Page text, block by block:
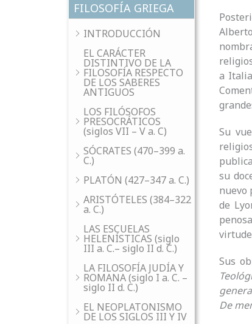
FILOSOFÍA GRIEGA
INTRODUCCIÓN
EL CARÁCTER
DISTINTIVO DE LA
FILOSOFÍA RESPECTO
DE LOS SABERES
ANTIGUOS
LOS FILÓSOFOS
PRESOCRÁTICOS
(siglos VII – V a. C)
SÓCRATES (470–399 a.
C.)
PLATÓN (427–347 a. C.)
ARISTÓTELES (384–322
a. C.)
LAS ESCUELAS
HELENÍSTICAS (siglo
III a. C.– siglo II d. C.)
LA FILOSOFÍA JUDÍA Y
ROMANA (siglo I a. C. –
siglo II d. C.)
EL NEOPLATONISMO
DE LOS SIGLOS III Y IV
a
Su
su
nuevo
de
Sus
De